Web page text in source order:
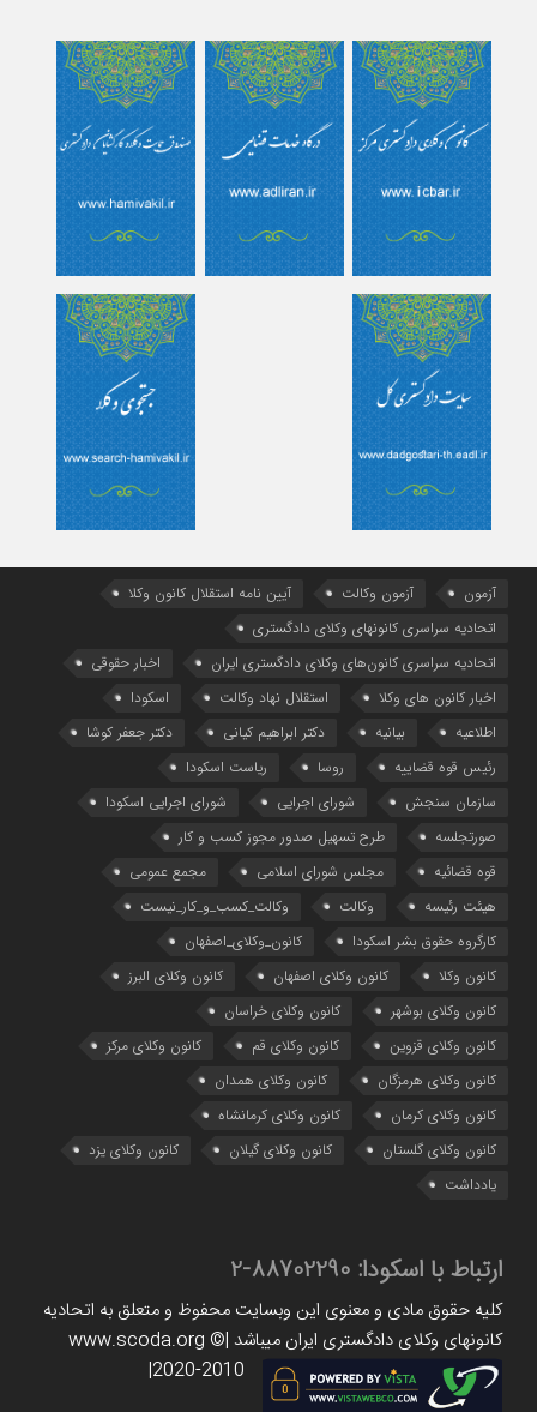
آزمون آزمون وکالت
آیین ‌نامه استقلال کانون وکلا
اتحادیه سراسری کانونهای وکلای دادگستری
اتحادیه سراسری کانون‌های وکلای دادگستری ایران
اخبار حقوقی
اخبار کانون های وکلا
استقلال نهاد وکالت
اسکودا
اطلاعیه
بیانیه دکتر ابراهیم کیانی
دکتر جعفر کوشا
رئیس قوه قضاییه
روسا
ریاست اسکودا
سازمان سنجش
شورای اجرایی
شورای اجرایی اسکودا
صورتجلسه
طرح تسهیل صدور مجوز کسب و کار
قوه قضائیه
مجلس شورای اسلامی
مجمع عمومی
هیئت رئیسه
وکالت
وکالت_کسب_و_کار_نیست
کارگروه حقوق بشر اسکودا
کانون_وکلای_اصفهان
کانون وکلا
کانون وکلای اصفهان
کانون وکلای البرز
کانون وکلای بوشهر
کانون وکلای خراسان
کانون وکلای قزوین
کانون وکلای قم
کانون وکلای مرکز
کانون وکلای هرمزگان
کانون وکلای همدان
کانون وکلای کرمان
کانون وکلای کرمانشاه
کانون وکلای گلستان
کانون وکلای گیلان
کانون وکلای یزد
یادداشت
ارتباط با اسکودا: 88702290-2
کلیه حقوق مادی و معنوی این وبسایت محفوظ و متعلق به اتحادیه
کانونهای وکلای دادگستری ایران میباشد |www.scoda.org ©
2020-2010|